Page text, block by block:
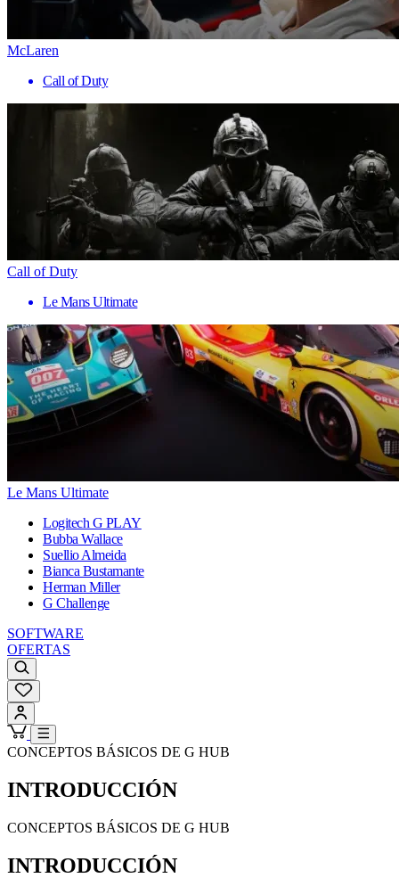
McLaren
Call of Duty
Call of Duty
Le Mans Ultimate
Le Mans Ultimate
Logitech G PLAY
Bubba Wallace
Suellio Almeida
Bianca Bustamante
Herman Miller
G Challenge
SOFTWARE
OFERTAS
CONCEPTOS BÁSICOS DE G HUB
INTRODUCCIÓN
CONCEPTOS BÁSICOS DE G HUB
INTRODUCCIÓN